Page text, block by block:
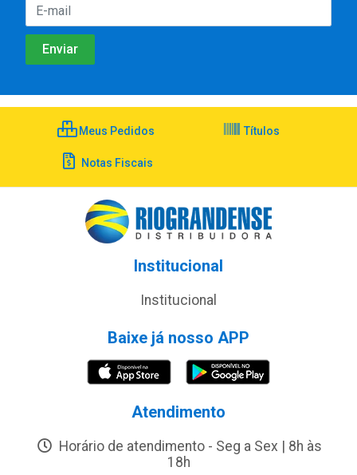
Meus Pedidos Títulos
Notas Fiscais
Institucional
Institucional
Baixe já nosso APP
Atendimento
Horário de atendimento - Seg a Sex | 8h às
18h